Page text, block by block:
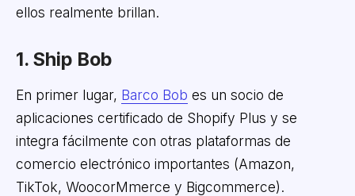
ellos realmente brillan.
1. Ship Bob
En primer lugar, Barco Bob es un socio de
aplicaciones certificado de Shopify Plus y se
integra fácilmente con otras plataformas de
comercio electrónico importantes (Amazon,
TikTok, WoocorMmerce y Bigcommerce).